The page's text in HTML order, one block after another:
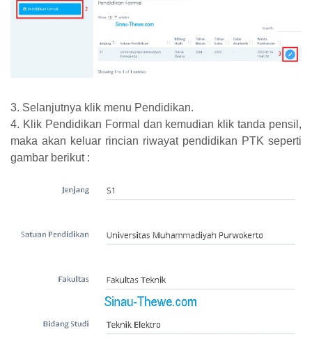
3. Selanjutnya klik menu Pendidikan.
4. Klik Pendidikan Formal dan kemudian klik tanda pensil,
maka akan keluar rincian riwayat pendidikan PTK seperti
gambar berikut :